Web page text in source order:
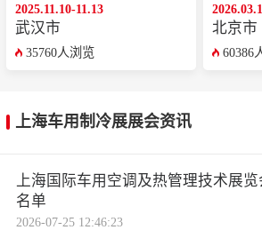
2025.11.10-11.13
武汉市
35760人浏览
北京市
60386
上海车用制冷展展会资讯
上海国际车用空调及热管理技术展
名单
2026-07-25 12:46:23